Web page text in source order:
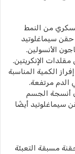
من النمط
سيماغلوتيد
الأنسولين.
الإنكريتين.
الكمية المناسبة
الدم مرتفعة.
أنسجة الجسم
سيماغلوتيد أيضًا
مسبقة التعبئة